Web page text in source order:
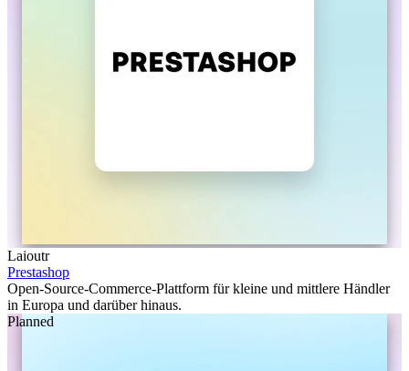
Laioutr
Prestashop
Open-Source-Commerce-Plattform für kleine und mittlere Händler
in Europa und darüber hinaus.
Planned